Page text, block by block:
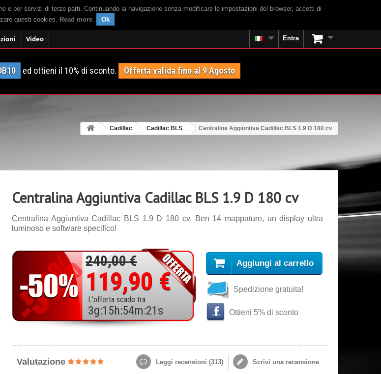
e per servizi di terze parti. Continuando la navigazione senza modificare le impostazioni del browser, accetti di
questi cookies. Read more. Ok
Video Entra
ed ottieni il 10% di sconto. Offerta valida fino al 9 Agosto
Cadillac Cadillac BLS Centralina Aggiuntiva Cadillac BLS 1.9 D 180 cv
Centralina Aggiuntiva Cadillac BLS 1.9 D 180 cv
Centralina Aggiuntiva Cadillac BLS 1.9 D 180 cv. Ben 14 mappature, un display ultra
luminoso e software specifico!
240,00 €
119,90 €
L'offerta scade tra
3g:15h:54m:19 s
Aggiungi al carrello
Spedizione gratuita!
Ottieni 5% di sconto
Valutazione Leggi recensioni (313) Scrivi una recensione